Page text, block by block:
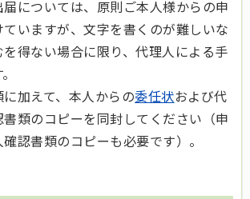
については、原則ご本人様からの申
いますが、文字を書くのが難しいな
を得ない場合に限り、代理人による手
加えて、本人からの委任状および代
類のコピーを同封してください（申
認書類のコピーも必要です）。